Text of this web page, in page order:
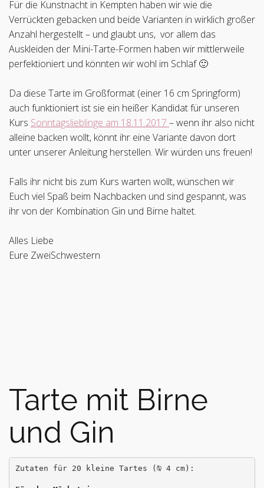
Für die Kunstnacht in Kempten haben wir wie die
Verrückten gebacken und beide Varianten in wirklich großer
Anzahl hergestellt – und glaubt uns, vor allem das
Auskleiden der Mini-Tarte-Formen haben wir mittlerweile
perfektioniert und könnten wir wohl im Schlaf 🙂
Da diese Tarte im Großformat (einer 16 cm Springform)
auch funktioniert ist sie ein heißer Kandidat für unseren
Kurs Sonntagslieblinge am 18.11.2017 – wenn ihr also nicht
alleine backen wollt, könnt ihr eine Variante davon dort
unter unserer Anleitung herstellen. Wir würden uns freuen!
Falls ihr nicht bis zum Kurs warten wollt, wünschen wir
Euch viel Spaß beim Nachbacken und sind gespannt, was
ihr von der Kombination Gin und Birne haltet.
Alles Liebe
Eure ZweiSchwestern
Tarte mit Birne
und Gin
Zutaten für 20 kleine Tartes (⍉ 4 cm):